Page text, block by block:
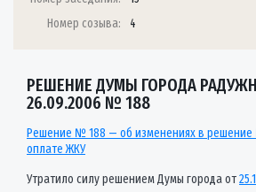
Номер созыва:
4
РЕШЕНИЕ ДУМЫ ГОРОДА
26.09.2006 № 188
Решение № 188 — об изменениях в решение
оплате ЖКУ
Утратило силу решением Думы города от